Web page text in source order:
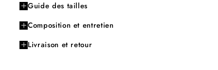
Guide des tailles
Composition et entretien
Livraison et retour